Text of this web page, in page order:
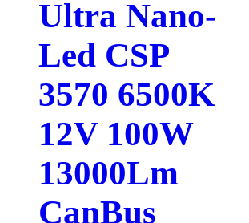
Ultra Nano-
Led CSP
3570 6500K
12V 100W
13000Lm
CanBus